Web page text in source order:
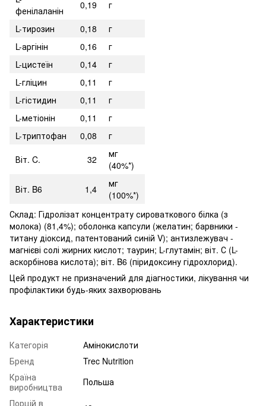
фенілаланін
0,19
г
L-тирозин
0,18
г
L-аргінін
0,16
г
L-цистеїн
0,14
г
L-гліцин
0,11
г
L-гістидин
0,11
г
L-метіонін
0,11
г
L-триптофан
0,08
г
Віт. C.
32
мг
(40%*)
Віт. B6
1,4
мг
(100%*)
Склад: Гідролізат концентрату сироваткового білка (з
молока) (81,4%); оболонка капсули (желатин; барвники -
титану діоксид, патентований синій V); антизлежувач -
магнієві солі жирних кислот; таурин; L-глутамін; віт. С (L-
аскорбінова кислота); віт. B6 (піридоксину гідрохлорид).
Цей продукт не призначений для діагностики, лікування чи
профілактики будь-яких захворювань
Характеристики
Категорія
Амінокислоти
Бренд
Trec Nutrition
Країна
виробництва
Польша
Порцій в